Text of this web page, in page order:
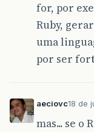
for, por
Ruby,
uma
por ser
aeciovc18 de
mas... se o